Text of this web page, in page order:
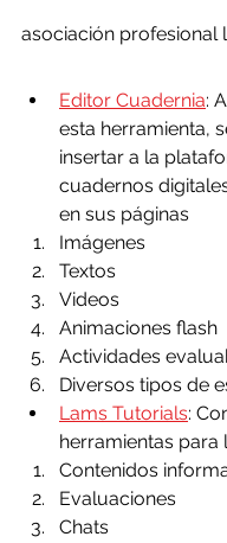
asociación profesional
Editor Cuadernia:
esta herramienta,
insertar a la
cuadernos
en sus páginas
Imágenes
Textos
Videos
Animaciones flash
Actividades
Diversos tipos de
Lams Tutorials:
herramientas para
Contenidos
Evaluaciones
Chats